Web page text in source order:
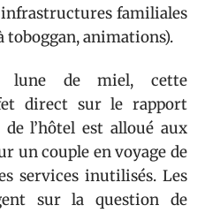
familiales
toboggan, animations).
lune de miel, cette
direct sur le rapport
l’hôtel est alloué aux
un couple en voyage de
services inutilisés. Les
sur la question de